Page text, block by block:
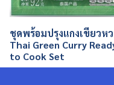
ชุดพร้อมปรุงแกงเขียวห
Thai Green Curry
to Cook Set